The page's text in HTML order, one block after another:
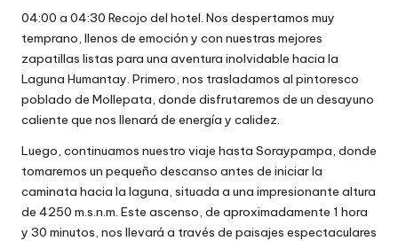
04:00 a 04:30 Recojo del hotel. Nos despertamos muy
temprano, llenos de emoción y con nuestras mejores
zapatillas listas para una aventura inolvidable hacia la
Laguna Humantay. Primero, nos trasladamos al pintoresco
poblado de Mollepata, donde disfrutaremos de un desayuno
caliente que nos llenará de energía y calidez.
Luego, continuamos nuestro viaje hasta Soraypampa, donde
tomaremos un pequeño descanso antes de iniciar la
caminata hacia la laguna, situada a una impresionante altura
de 4250 m.s.n.m. Este ascenso, de aproximadamente 1 hora
y 30 minutos, nos llevará a través de paisajes espectaculares